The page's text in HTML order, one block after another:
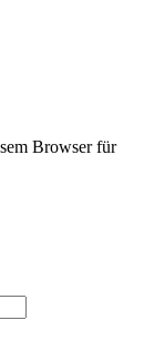
Browser für